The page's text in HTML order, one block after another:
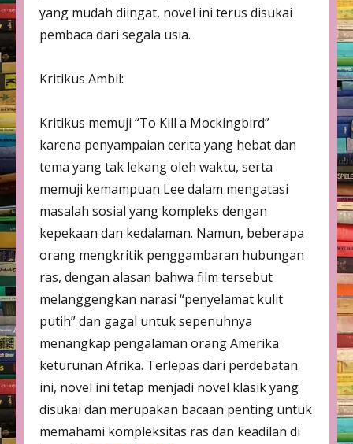
yang mudah diingat, novel ini terus disukai
pembaca dari segala usia.
Kritikus Ambil:
Kritikus memuji “To Kill a Mockingbird”
karena penyampaian cerita yang hebat dan
tema yang tak lekang oleh waktu, serta
memuji kemampuan Lee dalam mengatasi
masalah sosial yang kompleks dengan
kepekaan dan kedalaman. Namun, beberapa
orang mengkritik penggambaran hubungan
ras, dengan alasan bahwa film tersebut
melanggengkan narasi “penyelamat kulit
putih” dan gagal untuk sepenuhnya
menangkap pengalaman orang Amerika
keturunan Afrika. Terlepas dari perdebatan
ini, novel ini tetap menjadi novel klasik yang
disukai dan merupakan bacaan penting untuk
memahami kompleksitas ras dan keadilan di